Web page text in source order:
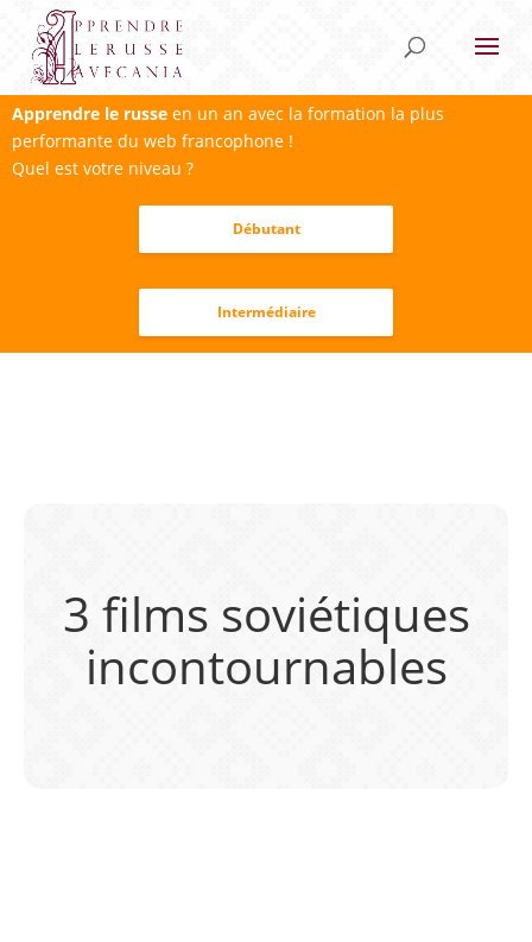
Apprendre le russe en un an avec la formation la plus
performante du web francophone !
Quel est votre niveau ?
Débutant
Intermédiaire
3 films soviétiques
incontournables